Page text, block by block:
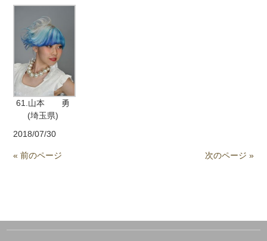
61.山本 勇
(埼玉県)
2018/07/30
« 前のページ 次のページ »